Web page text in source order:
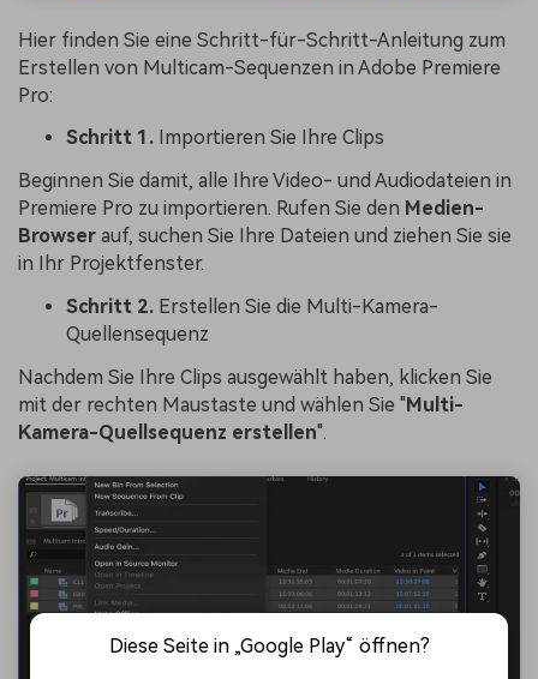
Hier finden Sie eine Schritt-für-Schritt-Anleitung zum
Erstellen von Multicam-Sequenzen in Adobe Premiere
Pro:
Schritt 1. Importieren Sie Ihre Clips
Beginnen Sie damit, alle Ihre Video- und Audiodateien in
Premiere Pro zu importieren. Rufen Sie den Medien-
Browser auf, suchen Sie Ihre Dateien und ziehen Sie sie
in Ihr Projektfenster.
Schritt 2. Erstellen Sie die Multi-Kamera-
Quellensequenz
Nachdem Sie Ihre Clips ausgewählt haben, klicken Sie
mit der rechten Maustaste und wählen Sie "Multi-
Kamera-Quellsequenz erstellen".
Diese Seite in „Google Play“ öffnen?